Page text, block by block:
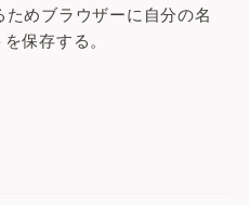
めブラウザーに自分の名
保存する。